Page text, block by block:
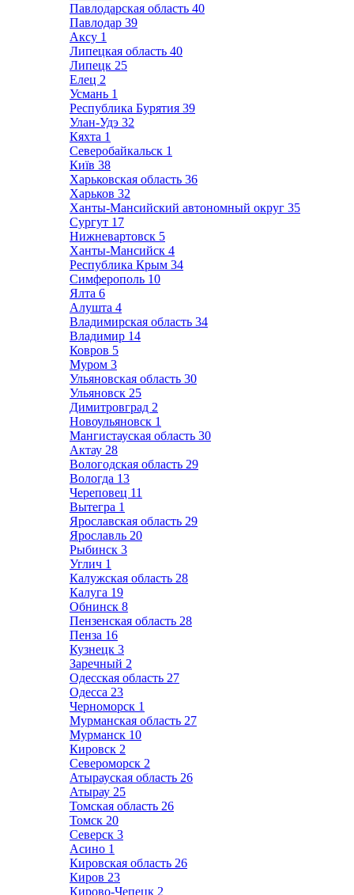
Павлодарская область 40
Павлодар 39
Аксу 1
Липецкая область 40
Липецк 25
Елец 2
Усмань 1
Республика Бурятия 39
Улан-Удэ 32
Кяхта 1
Северобайкальск 1
Київ 38
Харьковская область 36
Харьков 32
Ханты-Мансийский автономный округ 35
Сургут 17
Нижневартовск 5
Ханты-Мансийск 4
Республика Крым 34
Симферополь 10
Ялта 6
Алушта 4
Владимирская область 34
Владимир 14
Ковров 5
Муром 3
Ульяновская область 30
Ульяновск 25
Димитровград 2
Новоульяновск 1
Мангистауская область 30
Актау 28
Вологодская область 29
Вологда 13
Череповец 11
Вытегра 1
Ярославская область 29
Ярославль 20
Рыбинск 3
Углич 1
Калужская область 28
Калуга 19
Обнинск 8
Пензенская область 28
Пенза 16
Кузнецк 3
Заречный 2
Одесская область 27
Одесса 23
Черноморск 1
Мурманская область 27
Мурманск 10
Кировск 2
Североморск 2
Атырауская область 26
Атырау 25
Томская область 26
Томск 20
Северск 3
Асино 1
Кировская область 26
Киров 23
Кирово-Чепецк 2